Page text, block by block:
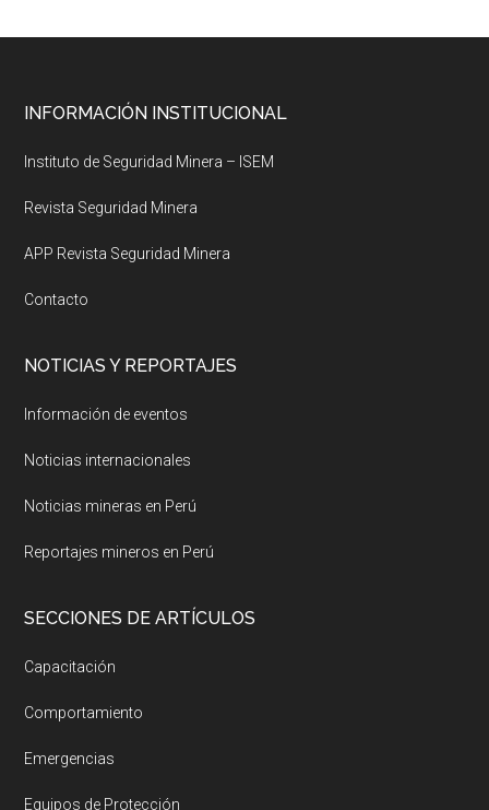
Footer
INFORMACIÓN INSTITUCIONAL
Instituto de Seguridad Minera – ISEM
Revista Seguridad Minera
APP Revista Seguridad Minera
Contacto
NOTICIAS Y REPORTAJES
Información de eventos
Noticias internacionales
Noticias mineras en Perú
Reportajes mineros en Perú
SECCIONES DE ARTÍCULOS
Capacitación
Comportamiento
Emergencias
Equipos de Protección